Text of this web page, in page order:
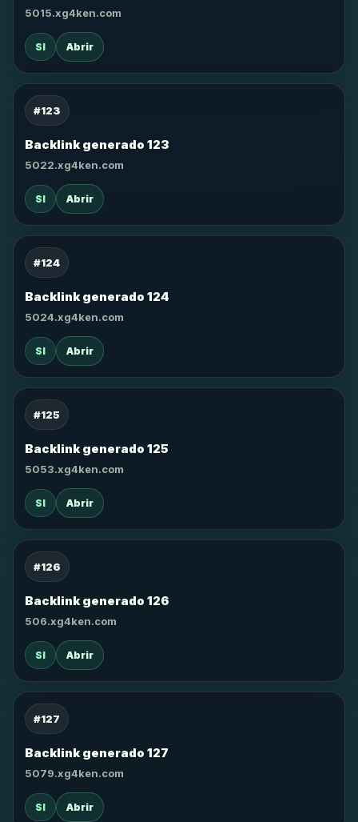
5015.xg4ken.com
SI Abrir
#123
Backlink generado 123
5022.xg4ken.com
SI Abrir
#124
Backlink generado 124
5024.xg4ken.com
SI Abrir
#125
Backlink generado 125
5053.xg4ken.com
SI Abrir
#126
Backlink generado 126
506.xg4ken.com
SI Abrir
#127
Backlink generado 127
5079.xg4ken.com
SI Abrir